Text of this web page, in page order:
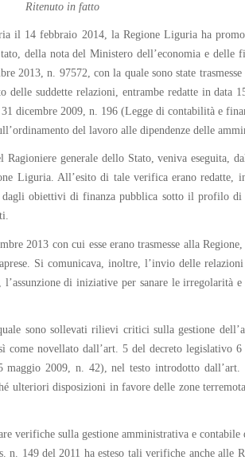
Ritenuto in fatto
il 14 febbraio 2014, la Regione Liguria ha
della nota del Ministero dell’economia e delle
2013, n. 97572, con la quale sono state
suddette relazioni, entrambe redatte in data
2009, n. 196 (Legge di contabilità e
del lavoro alle dipendenze delle
generale dello Stato, veniva eseguita,
Liguria. All’esito di tale verifica erano
dagli obiettivi di finanza pubblica sotto il profilo
2013 con cui esse erano trasmesse alla
Si comunicava, inoltre, l’invio delle
di iniziative per sanare le irregolarità e
sono sollevati rilievi critici sulla gestione
novellato dall’art. 5 del decreto legislativo
2009, n. 42), nel testo introdotto dall’art.
disposizioni in favore delle zone
verifiche sulla gestione amministrativa e
149 del 2011 ha esteso tali verifiche anche alle